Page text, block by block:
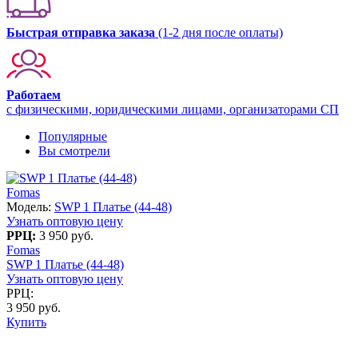
Быстрая отправка заказа (1-2 дня после оплаты)
Работаем
с физическими, юридическими лицами, организаторами СП
Популярные
Вы смотрели
Fomas
Модель: SWP 1 Платье (44-48)
Узнать оптовую цену
РРЦ: 3 950 руб.
Fomas
SWP 1 Платье (44-48)
Узнать оптовую цену
РРЦ:
3 950 руб.
Купить